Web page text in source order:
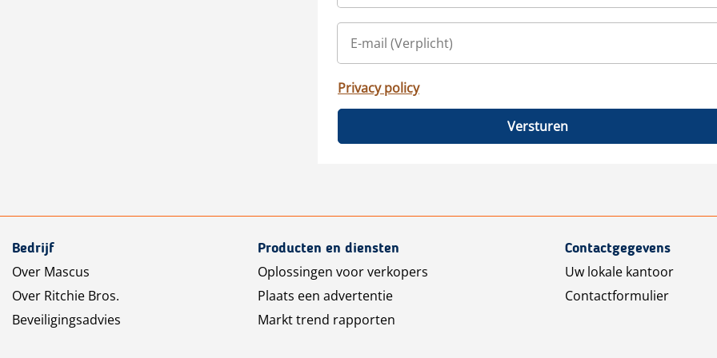
Privacy policy
Versturen
Bedrijf
Over Mascus
Over Ritchie Bros.
Beveiligingsadvies
Producten en diensten
Oplossingen voor verkopers
Plaats een advertentie
Markt trend rapporten
Contactgegevens
Uw lokale kantoor
Contactformulier